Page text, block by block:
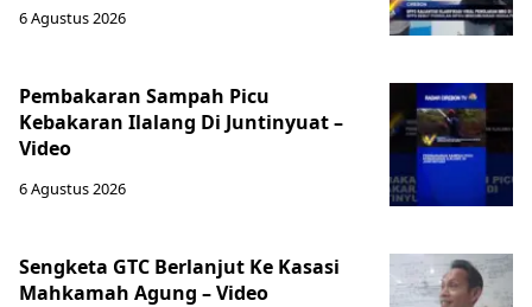
6 Agustus 2026
Pembakaran Sampah Picu
Kebakaran Ilalang Di Juntinyuat –
Video
6 Agustus 2026
Sengketa GTC Berlanjut Ke Kasasi
Mahkamah Agung – Video